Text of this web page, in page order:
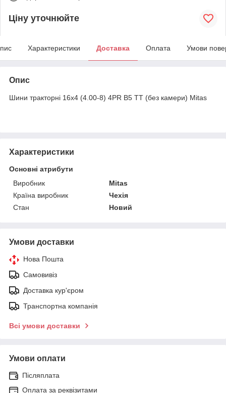
Ціну уточнюйте
Характеристики Доставка Оплата Умови
Опис
Шини тракторні 16x4 (4.00-8) 4PR B5 TT (без камери) Mitas
Характеристики
Основні атрибути
Виробник
Mitas
Країна виробник
Чехія
Стан
Новий
Умови доставки
Нова Пошта
Самовивіз
Доставка кур'єром
Транспортна компанія
Всі умови доставки
Умови оплати
Післяплата
Оплата за реквізитами